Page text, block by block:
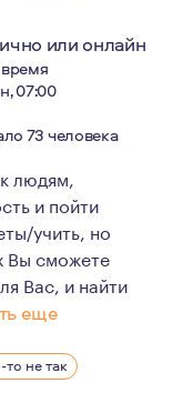
или онлайн
07:00
73 человека
людям,
и пойти
учить, но
Вы сможете
Вас, и найти
еще
и мама и двоих
не так